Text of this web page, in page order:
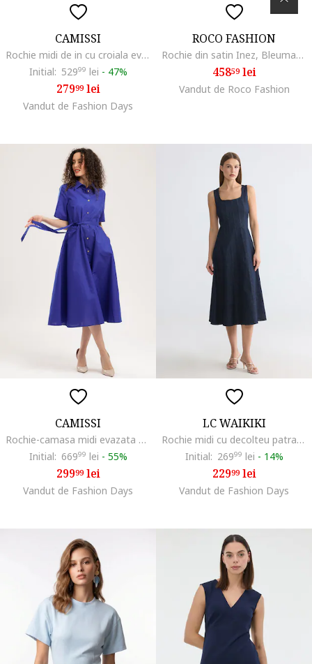
CAMISSI
Rochie midi de in cu croiala evazata Valeria, Albastru ultramarin
Initial: 52999 lei - 47%
27999lei
Vandut de Fashion Days
ROCO FASHION
Rochie din satin Inez, Bleumarin
45859lei
Vandut de Roco Fashion
CAMISSI
Rochie-camasa midi evazata cu buzunare laterale, Albastru royal
Initial: 66999 lei - 55%
29999lei
Vandut de Fashion Days
LC WAIKIKI
Rochie midi cu decolteu patrat, Albastru ultramarin
Initial: 26999 lei - 14%
22999lei
Vandut de Fashion Days